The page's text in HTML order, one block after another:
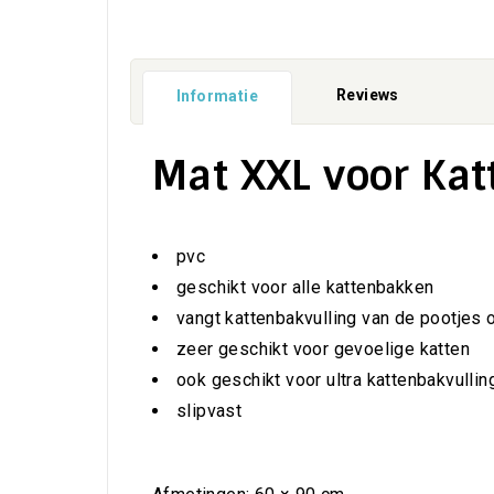
Informatie Reviews
Mat XXL voor
pvc
geschikt voor alle kattenbakken
vangt kattenbakvulling van de pootjes
zeer geschikt voor gevoelige katten
ook geschikt voor ultra
slipvast